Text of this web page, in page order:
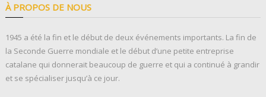
À PROPOS DE NOUS
1945 a été la fin et le début de deux événements importants. La fin de
la Seconde Guerre mondiale et le début d’une petite entreprise
catalane qui donnerait beaucoup de guerre et qui a continué à grandir
et se spécialiser jusqu’à ce jour.